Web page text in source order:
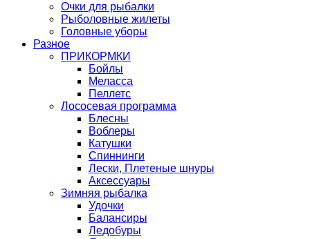
Очки для рыбалки
Рыболовные жилеты
Головные уборы
Разное
ПРИКОРМКИ
Бойлы
Меласса
Пеллетс
Лососевая программа
Блесны
Воблеры
Катушки
Спиннинги
Лески, Плетеные шнуры
Аксессуары
Зимняя рыбалка
Удочки
Балансиры
Ледобуры